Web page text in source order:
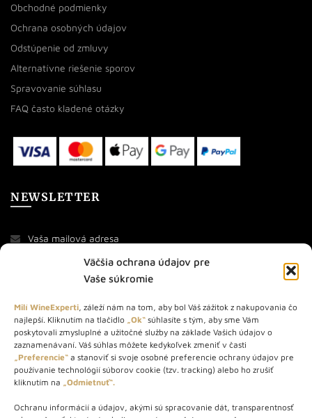
Väčšia ochrana údajov pre
Vaše súkromie
Milí WineExperti, záleží nám na tom, aby bol Váš zážitok z nakupovania čo
najlepší. Kliknutím na tlačidlo „Ok“ súhlasíte s tým, aby sme Vám
poskytovali zmysluplné a užitočné služby na základe Vašich údajov o
zaznamenávaní. Váš súhlas môžete kedykoľvek zmeniť v časti
„Preferencie“ a stanoviť si svoje osobné preferencie ochrany údajov pre
používanie technológií súborov cookie (tzv. tracking) alebo ho zrušiť
kliknutím na „Odmietnuť“.
Ochranu informácií a údajov, akými sú spracovanie dát, transparentnosť
Obchodné podmienky
Ochrana osobných údajov
Odstúpenie od zmluvy
Alternatívne riešenie sporov
Spravovanie súhlasu
FAQ často kladené otázky
NEWSLETTER
O NÁS
STORE – obchod s vínom a destilátmi od roku 2010. Na našej
webovej stránke predávame viac ako 1000+ značkových
produktov.
Info tel.: +421 917 779 888